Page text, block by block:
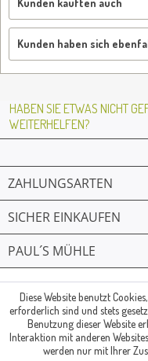
Kunden kauften auch
Kunden haben sich
HABEN SIE ETWAS NICHT
WEITERHELFEN?
ZAHLUNGSARTEN
SICHER EINKAUFEN
PAUL´S MÜHLE
© Paul's Mühle |
Fax: 02361 -
Diese Website benutzt
erforderlich sind und stets
Benutzung dieser Website
Interaktion mit anderen
werden nur mit Ihrer